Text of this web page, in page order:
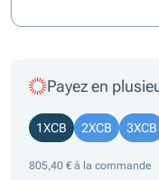
Payez en
1XCB 2XCB 3XCB
805,40 € à la commande